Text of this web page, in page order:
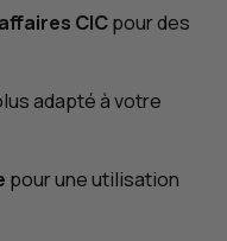
CICpour des
adapté à votre
pour une utilisation